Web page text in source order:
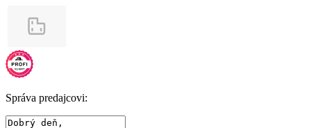
Správa predajcovi: